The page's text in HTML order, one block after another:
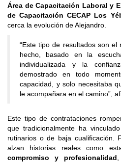
Área de Capacitación Laboral y
de Capacitación CECAP Los
cerca la evolución de Alejandro.
“Este tipo de resultados son
hecho, basado en la
individualizada y la
demostrado en todo
capacidad, y solo necesitaba
le acompañara en el camino”,
Este tipo de contrataciones
que tradicionalmente ha
rutinarios o de baja cualificación.
alzan historias reales como
compromiso y profesionalidad